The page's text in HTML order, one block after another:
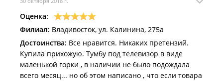
Оценка:
Филиал: Владивосток, ул. Калинина, 275а
Достоинства: Все нравится. Никаких претензий.
Купила прихожую. Тумбу под телевизор в виде
маленькой горки , в наличии не было подождала
всего месяц... но об этом написано , что если товара